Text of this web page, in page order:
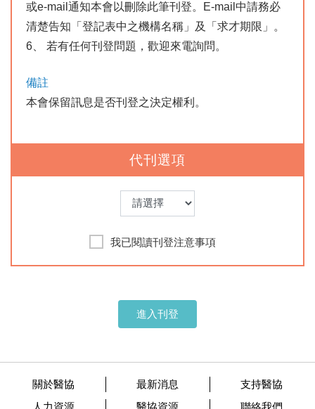
或e-mail通知本會以刪除此筆刊登。E-mail中請務必
清楚告知「登記表中之機構名稱」及「求才期限」。
6、 若有任何刊登問題，歡迎來電詢問。
備註
本會保留訊息是否刊登之決定權利。
代刊選項
我已閱讀刊登注意事項
進入刊登
關於醫協 最新消息
支持醫協
人力資源
醫協資源 聯絡我們